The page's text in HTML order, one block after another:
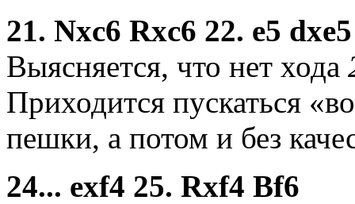
21. Nxc6 Rxc6 22. e5
Выясняется, что нет хода
Приходится пускаться
пешки, а потом и без
24... exf4 25. Rxf4 Bf6